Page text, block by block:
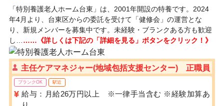
「特別養護老人ホーム台東」は、2001年開設の特養です。2024
年4月より、台東区からの委託を受けて「健修会」の運営とな
り、新規メンバーを募集中です。未経験・ブランクある方も歓迎
し… ……《詳しくは下記の「詳細を見る」ボタンをクリック！》
主任ケアマネジャー(地域包括支援センター) 正職員
ブランクOK 駅近
給与：月給26万円以上 ※一律手当含む ※経験加算あ